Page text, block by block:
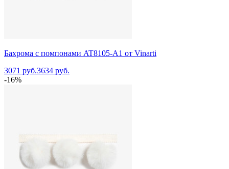
Бахрома с помпонами AT8105-A1 от Vinarti
3071 руб.3634 руб.
-16%